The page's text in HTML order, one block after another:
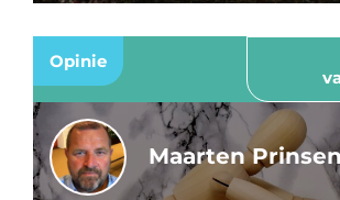
Opinie
Maarten